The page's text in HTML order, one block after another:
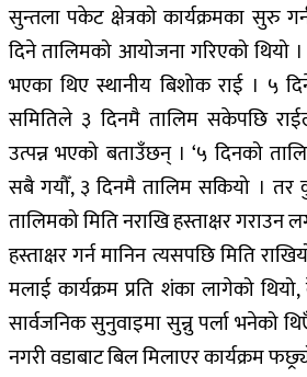
सुन्तला पकेट क्षेत्रको कार्यक्रमका सुरु
दिने तालिमको आयोजना गरिएको थियो
भएका थिए स्थानीय बिशोक राई । ५
समितिले ३ दिनमै तालिम सकेपछि
उत्पन्न भएको बताउँछन् । ‘५ दिनको
सबै गयौँ, ३ दिनमै तालिम सकियो । तर
तालिमको मिति नराखि हस्ताक्षर गराउन
हस्ताक्षर गर्न मानिन त्यसपछि मिति
मलाई कार्यक्रम प्रति शंका लागेको
सार्वजनिक सुनुवाइमा सुन्नु पर्ला भनेको
नगरी वडाबाट बिल मिलाएर कार्यक्रम